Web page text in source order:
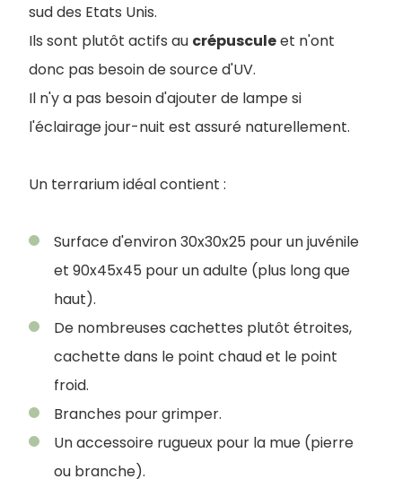
sud des Etats Unis.
Ils sont plutôt actifs au crépusculeet n'ont
donc pas besoin de source d'UV.
Il n'y a pas besoin d'ajouter de lampe si
l'éclairage jour-nuit est assuré naturellement.
Un terrarium idéal contient :
Surface d'environ 30x30x25 pour un juvénile
et 90x45x45 pour un adulte (plus long que
haut).
De nombreuses cachettes plutôt étroites,
cachette dans le point chaud et le point
froid.
Branches pour grimper.
Un accessoire rugueux pour la mue (pierre
ou branche).